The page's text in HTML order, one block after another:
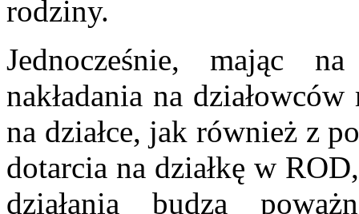
rodziny.
Jednocześnie, mając
nakładania na
na działce, jak również z
dotarcia na działkę w
działania budzą